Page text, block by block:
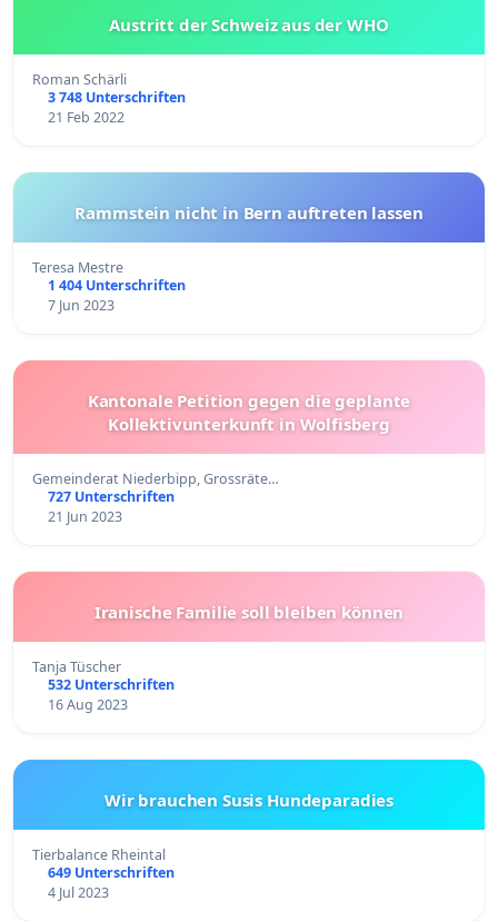
Austritt der Schweiz aus der WHO
Roman Schärli
3 748 Unterschriften
21 Feb 2022
Rammstein nicht in Bern auftreten lassen
Teresa Mestre
1 404 Unterschriften
7 Jun 2023
Kantonale Petition gegen die geplante
Kollektivunterkunft in Wolfisberg
Gemeinderat Niederbipp, Grossräte…
727 Unterschriften
21 Jun 2023
Iranische Familie soll bleiben können
Tanja Tüscher
532 Unterschriften
16 Aug 2023
Wir brauchen Susis Hundeparadies
Tierbalance Rheintal
649 Unterschriften
4 Jul 2023